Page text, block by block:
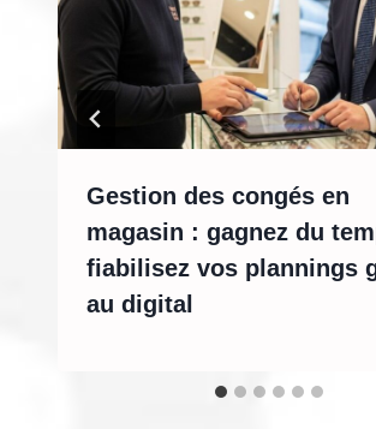
Gestion des congés en
magasin : gagnez du
fiabilisez vos plannings
au digital